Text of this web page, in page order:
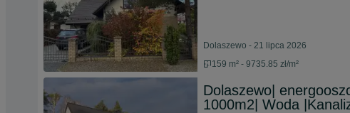
Dolaszewo - 21 lipca 2026
159 m² - 9735.85 zł/m²
Dolaszewo|
1000m2| Woda